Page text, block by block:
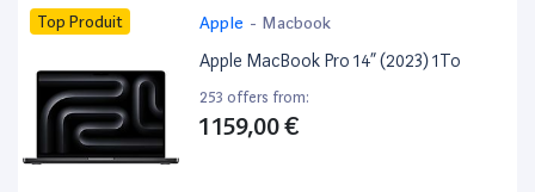
Top Produit Apple - Macbook
Apple MacBook Pro 14” (2023) 1To
253 offers from:
1 159,00 €